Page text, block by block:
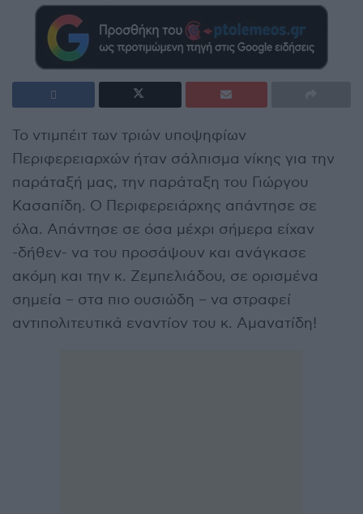
Το ντιμπέιτ των τριών υποψηφίων
Περιφερειαρχών ήταν σάλπισμα νίκης για την
παράταξή μας, την παράταξη του Γιώργου
Κασαπίδη. Ο Περιφερειάρχης απάντησε σε
όλα. Απάντησε σε όσα μέχρι σήμερα είχαν
-δήθεν- να του προσάψουν και ανάγκασε
ακόμη και την κ. Ζεμπελιάδου, σε ορισμένα
σημεία – στα πιο ουσιώδη – να στραφεί
αντιπολιτευτικά εναντίον του κ. Αμανατίδη!